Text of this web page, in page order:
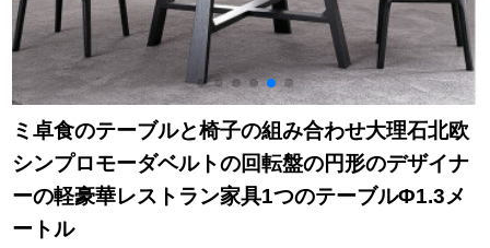
ミ卓食のテーブルと椅子の組み合わせ大理石北欧
シンプロモーダベルトの回転盤の円形のデザイナ
ーの軽豪華レストラン家具1つのテーブルΦ1.3メ
ートル